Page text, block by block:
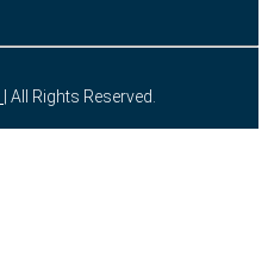
| All Rights Reserved.